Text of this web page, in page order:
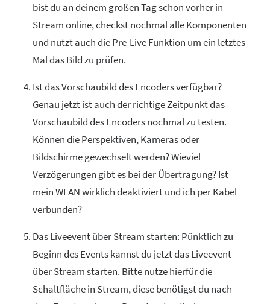
bist du an deinem großen Tag schon vorher in
Stream online, checkst nochmal alle Komponenten
und nutzt auch die Pre-Live Funktion um ein letztes
Mal das Bild zu prüfen.
Ist das Vorschaubild des Encoders verfügbar?
Genau jetzt ist auch der richtige Zeitpunkt das
Vorschaubild des Encoders nochmal zu testen.
Können die Perspektiven, Kameras oder
Bildschirme gewechselt werden? Wieviel
Verzögerungen gibt es bei der Übertragung? Ist
mein WLAN wirklich deaktiviert und ich per Kabel
verbunden?
Das Liveevent über Stream starten: Pünktlich zu
Beginn des Events kannst du jetzt das Liveevent
über Stream starten. Bitte nutze hierfür die
Schaltfläche in Stream, diese benötigst du nach